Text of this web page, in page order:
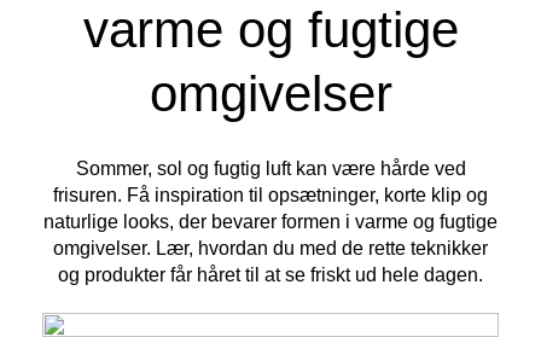
varme og fugtige
omgivelser
Sommer, sol og fugtig luft kan være hårde ved
frisuren. Få inspiration til opsætninger, korte klip og
naturlige looks, der bevarer formen i varme og fugtige
omgivelser. Lær, hvordan du med de rette teknikker
og produkter får håret til at se friskt ud hele dagen.